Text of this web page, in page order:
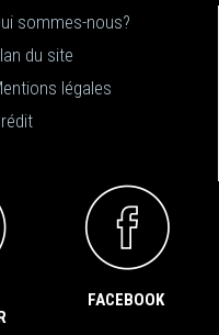
sommes-nous?
du site
légales
FACEBOOK